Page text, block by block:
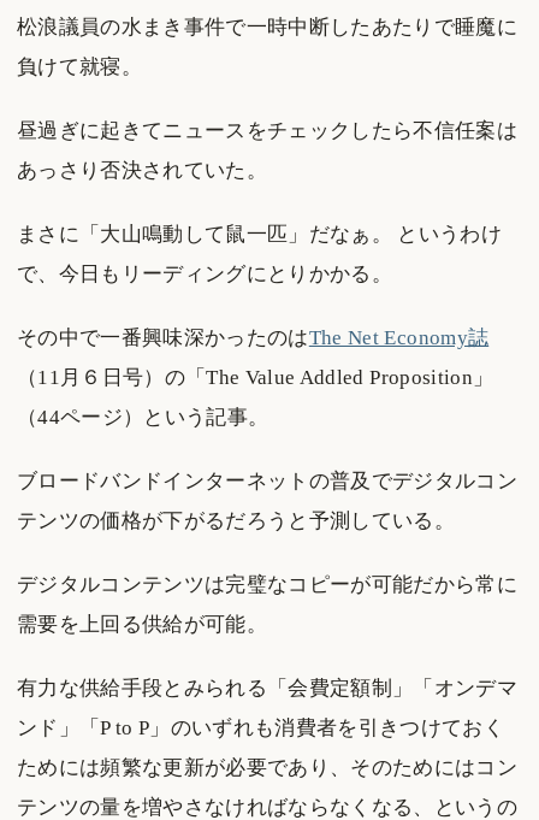
松浪議員の水まき事件で一時中断したあたりで睡魔に
負けて就寝。
昼過ぎに起きてニュースをチェックしたら不信任案は
あっさり否決されていた。
まさに「大山鳴動して鼠一匹」だなぁ。 というわけ
で、今日もリーディングにとりかかる。
その中で一番興味深かったのはThe Net Economy誌
（11月６日号）の「The Value Addled Proposition」
（44ページ）という記事。
ブロードバンドインターネットの普及でデジタルコン
テンツの価格が下がるだろうと予測している。
デジタルコンテンツは完璧なコピーが可能だから常に
需要を上回る供給が可能。
有力な供給手段とみられる「会費定額制」「オンデマ
ンド」「P to P」のいずれも消費者を引きつけておく
ためには頻繁な更新が必要であり、そのためにはコン
テンツの量を増やさなければならなくなる、というの